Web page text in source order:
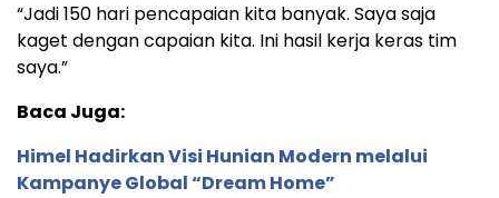
“Jadi 150 hari pencapaian kita banyak. Saya saja
kaget dengan capaian kita. Ini hasil kerja keras tim
saya.”
Baca Juga:
Himel Hadirkan Visi Hunian Modern melalui
Kampanye Global “Dream Home”